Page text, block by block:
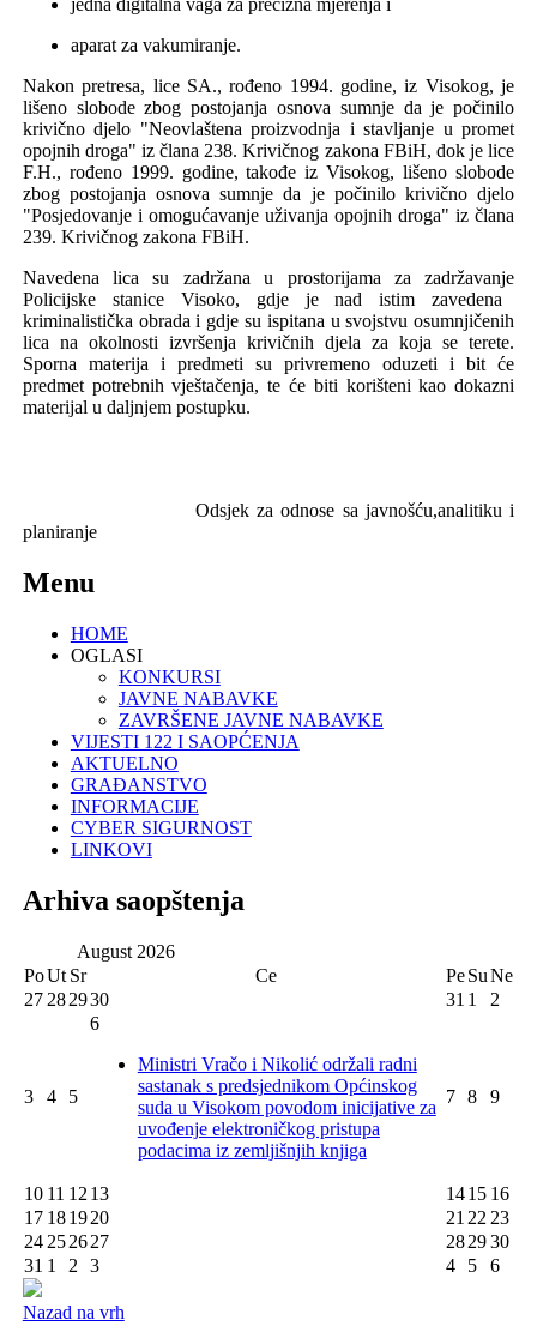
aparat za vakumiranje.
Nakon pretresa, lice SA., rođeno 1994. godine, iz Visokog, je
lišeno slobode zbog postojanja osnova sumnje da je počinilo
krivično djelo "Neovlaštena proizvodnja i stavljanje u promet
opojnih droga" iz člana 238. Krivičnog zakona FBiH, dok je lice
F.H., rođeno 1999. godine, takođe iz Visokog, lišeno slobode
zbog postojanja osnova sumnje da je počinilo krivično djelo
"Posjedovanje i omogućavanje uživanja opojnih droga" iz člana
239. Krivičnog zakona FBiH.
Navedena lica su zadržana u prostorijama za zadržavanje
Policijske stanice Visoko, gdje je nad istim zavedena
kriminalistička obrada i gdje su ispitana u svojstvu osumnjičenih
lica na okolnosti izvršenja krivičnih djela za koja se terete.
Sporna materija i predmeti su privremeno oduzeti i bit će
predmet potrebnih vještačenja,te će biti korišteni kao dokazni
materijal u daljnjem postupku.
Odsjek za odnose sa javnošću,analitiku i
planiranje
Menu
HOME
OGLASI
KONKURSI
JAVNE NABAVKE
ZAVRŠENE JAVNE NABAVKE
VIJESTI 122 I SAOPĆENJA
AKTUELNO
GRAĐANSTVO
INFORMACIJE
CYBER SIGURNOST
LINKOVI
Arhiva saopštenja
August 2026
PoUt Sr Ce PeSuNe
27282930 31 1 2
3 4 5
6
Ministri Vračo i Nikolić održali radni
sastanak s predsjednikom Općinskog
suda u Visokom povodom inicijative za
uvođenje elektroničkog pristupa
podacima iz zemljišnjih knjiga
7 8 9
10 11 1213 1415 16
17 181920 212223
24252627 282930
31 1 2 3 4 5 6
Nazad na vrh